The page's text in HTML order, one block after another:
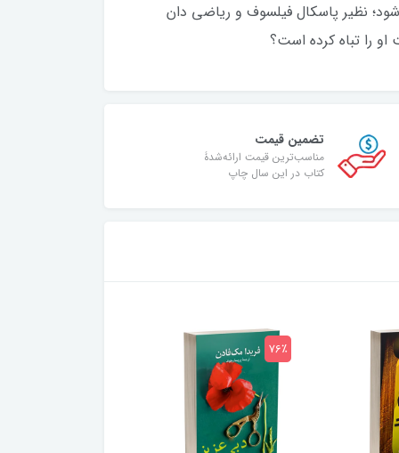
شود؛ نظیر پاسکال فیلسوف و ریاضی دان
را تباه کرده است؟
تضمین قیمت
مناسب‌ترین قیمت ارائه‌شدۀ
کتاب در این سال چاپ
76٪